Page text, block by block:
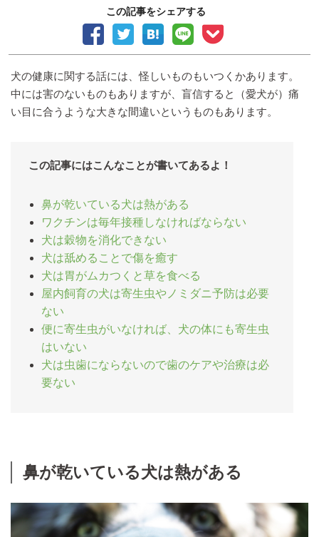
この記事をシェアする
犬の健康に関する話には、怪しいものもいつくかあります。
中には害のないものもありますが、盲信すると（愛犬が）痛
い目に合うような大きな間違いというものもあります。
この記事にはこんなことが書いてあるよ！
鼻が乾いている犬は熱がある
ワクチンは毎年接種しなければならない
犬は穀物を消化できない
犬は舐めることで傷を癒す
犬は胃がムカつくと草を食べる
屋内飼育の犬は寄生虫やノミダニ予防は必要
ない
便に寄生虫がいなければ、犬の体にも寄生虫
はいない
犬は虫歯にならないので歯のケアや治療は必
要ない
鼻が乾いている犬は熱がある